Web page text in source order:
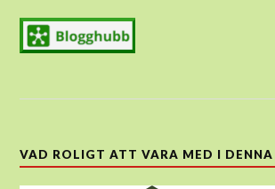
VAD ROLIGT ATT VARA MED I